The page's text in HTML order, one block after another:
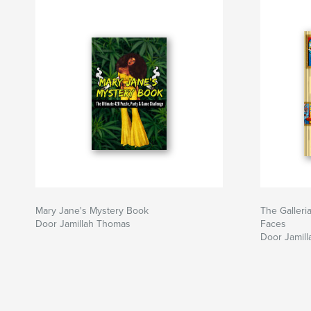
Mary Jane's Mystery Book
Door Jamillah Thomas
The
Faces
Door